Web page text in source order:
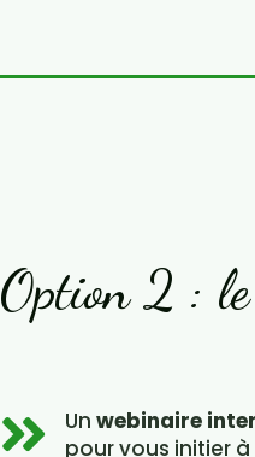
Option 2 :
 Un webinaire
pour vous initier à